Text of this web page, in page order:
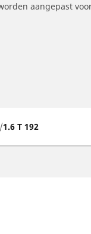
aangepast
1.6 T 192